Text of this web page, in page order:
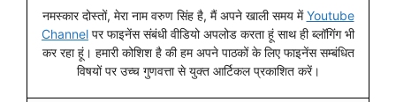
नमस्कार दोस्तों, मेरा नाम वरुण सिंह है, मैं अपने खाली समय मेंYoutube
Channel पर फाइनेंस संबंधी वीडियो अपलोड करता हूं साथ ही ब्लॉगिंग भी
कर रहा हूं। हमारी कोशिश है की हम अपने पाठकों के लिए फाइनेंस सम्बंधित
विषयों पर उच्च गुणवत्ता से युक्त आर्टिकल प्रकाशित करें।